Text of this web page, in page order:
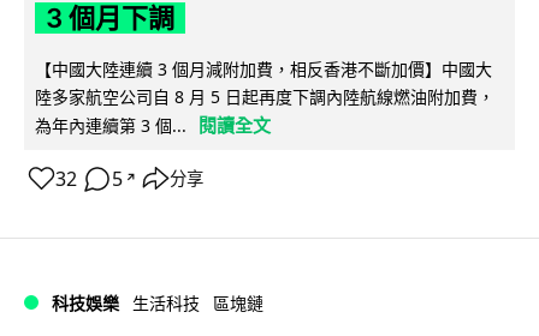
3 個月下調
【中國大陸連續 3 個月減附加費，相反香港不斷加價】中國大
陸多家航空公司自 8 月 5 日起再度下調內陸航線燃油附加費，
為年內連續第 3 個...
閱讀全文
32 5 ↗ 分享
科技娛樂 生活科技 區塊鏈